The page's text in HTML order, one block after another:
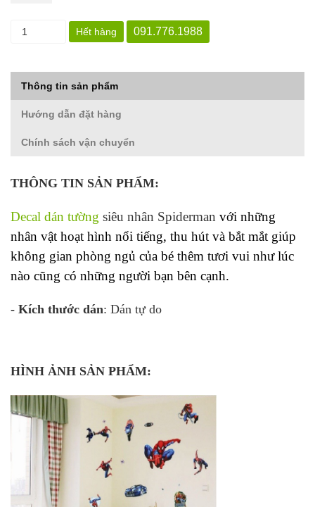
Hết hàng 091.776.1988
Thông tin sản phẩm
Hướng dẫn đặt hàng
Chính sách vận chuyển
THÔNG TIN SẢN PHẨM:
Decal dán tường siêu nhân Spiderman với những
nhân vật hoạt hình nổi tiếng, thu hút và bắt mắt giúp
không gian phòng ngủ của bé thêm tươi vui như lúc
nào cũng có những người bạn bên cạnh.
- Kích thước dán: Dán tự do
HÌNH ẢNH SẢN PHẨM: